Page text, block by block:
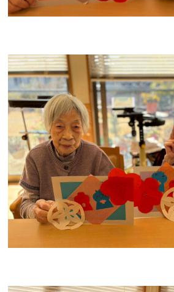
電話でのお問
0120-
受付時間 9：00～
お問い合わせフォ